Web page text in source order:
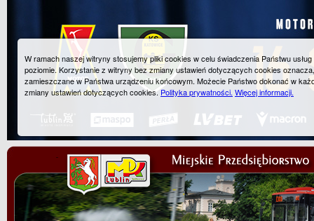
W ramach naszej witryny stosujemy pliki cookies w celu świadczenia Państwu
poziomie. Korzystanie z witryny bez zmiany ustawień dotyczących cookies
zamieszczane w Państwa urządzeniu końcowym. Możecie Państwo dokonać w
zmiany ustawień dotyczących cookies.Polityka prywatności. Więcej informacji.